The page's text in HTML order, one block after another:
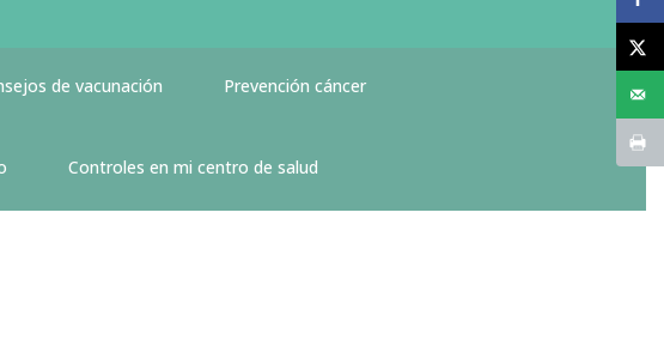
de vacunación Prevención cáncer
Controles en mi centro de salud